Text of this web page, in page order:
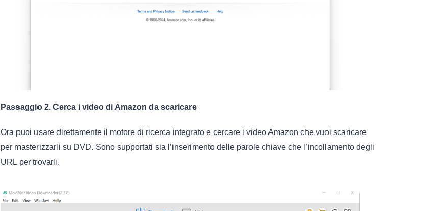
Passaggio 2. Cerca i video di Amazon da scaricare
Ora puoi usare direttamente il motore di ricerca integrato e cercare i video Amazon che vuoi scaricare
per masterizzarli su DVD. Sono supportati sia l’inserimento delle parole chiave che l’incollamento degli
URL per trovarli.